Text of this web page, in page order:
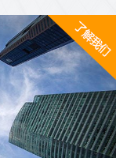
，并为他们提供
需与收银系统供